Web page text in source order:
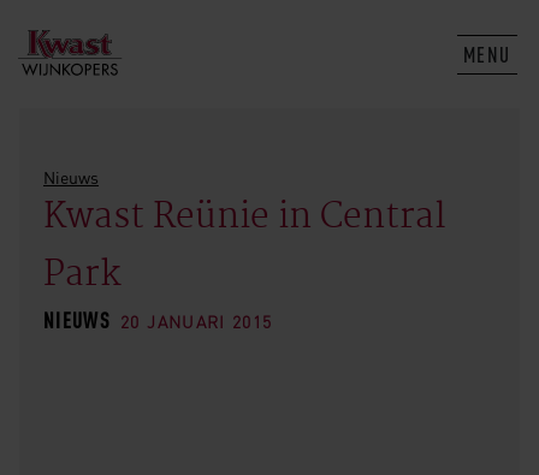
MENU
Nieuws
Kwast Reünie in Central
Park
NIEUWS 20 JANUARI 2015